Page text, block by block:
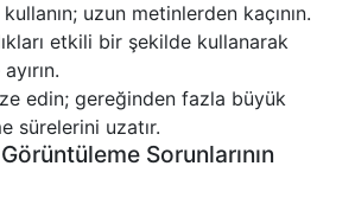
kullanın; uzun metinlerden kaçının.
etkili bir şekilde kullanarak
edin; gereğinden fazla büyük
sürelerini uzatır.
Sorunlarının